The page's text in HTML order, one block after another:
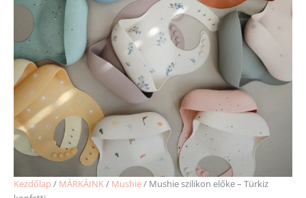
Kezdőlap / MÁRKÁINK/ Mushie/ Mushie szilikon előke – Türkiz